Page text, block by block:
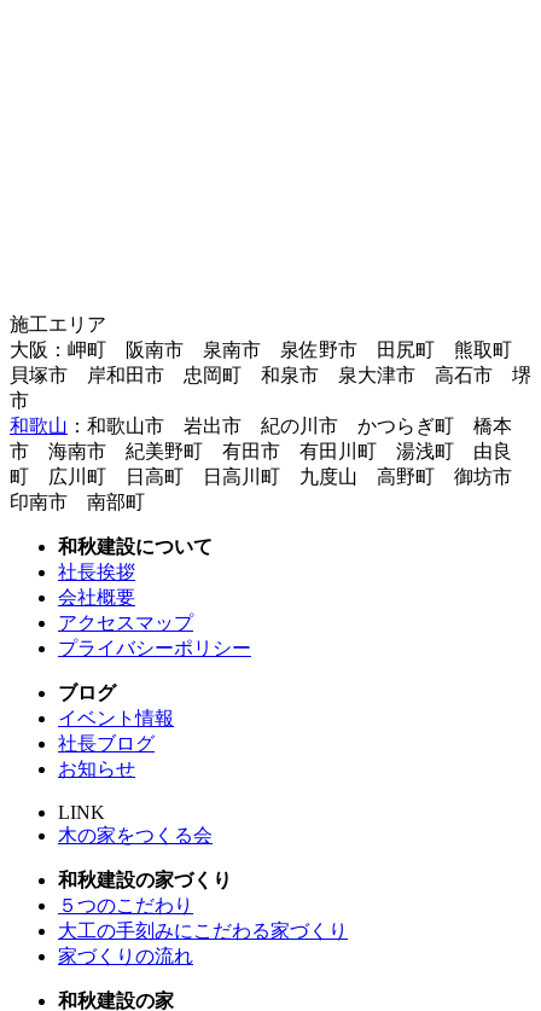
施工エリア
大阪：岬町 阪南市 泉南市 泉佐野市 田尻町 熊取町
貝塚市 岸和田市 忠岡町 和泉市 泉大津市 高石市 堺
市
和歌山 ：和歌山市 岩出市 紀の川市 かつらぎ町 橋本
市 海南市 紀美野町 有田市 有田川町 湯浅町 由良
町 広川町 日高町 日高川町 九度山 高野町 御坊市
印南市 南部町
和秋建設について
社長挨拶
会社概要
アクセスマップ
プライバシーポリシー
ブログ
イベント情報
社長ブログ
お知らせ
LINK
木の家をつくる会
和秋建設の家づくり
５つのこだわり
大工の手刻みにこだわる家づくり
家づくりの流れ
和秋建設の家